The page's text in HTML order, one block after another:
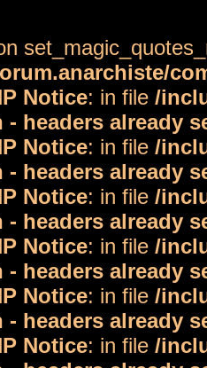
Notice: in file /
headers already
Notice: in file /
headers already
Notice: in file /
headers already
Notice: in file /
headers already
Notice: in file /
headers already
Notice: in file /